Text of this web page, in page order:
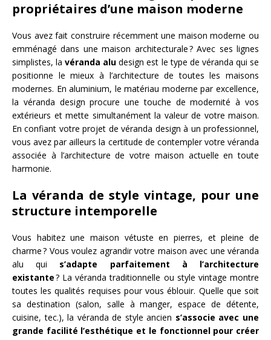
propriétaires d’une maison moderne
Vous avez fait construire récemment une maison moderne ou
emménagé dans une maison architecturale ? Avec ses lignes
simplistes, lavéranda alu design est le type de véranda qui se
positionne le mieux à l’architecture de toutes les maisons
modernes. En aluminium, le matériau moderne par excellence,
la véranda design procure une touche de modernité à vos
extérieurs et mette simultanément la valeur de votre maison.
En confiant votre projet de véranda design à un professionnel,
vous avez par ailleurs la certitude de contempler votre véranda
associée à l’architecture de votre maison actuelle en toute
harmonie.
La véranda de style vintage, pour une
structure intemporelle
Vous habitez une maison vétuste en pierres, et pleine de
charme ? Vous voulez agrandir votre maison avec une véranda
alu qui s’adapte parfaitement à l’architecture
existante? La véranda traditionnelle ou style vintage montre
toutes les qualités requises pour vous éblouir. Quelle que soit
sa destination (salon, salle à manger, espace de détente,
cuisine, tec.), la véranda de style ancien s’associe avec une
grande facilité l’esthétique et le fonctionnel pour créer